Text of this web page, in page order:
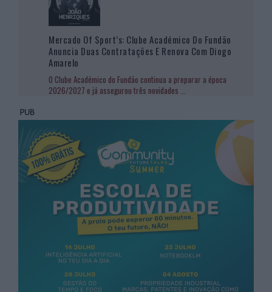
Mercado Of Sport’s: Clube Académico Do Fundão
Anuncia Duas Contratações E Renova Com Diogo
Amarelo
O Clube Académico do Fundão continua a preparar a época
2026/2027 e já assegurou três novidades ...